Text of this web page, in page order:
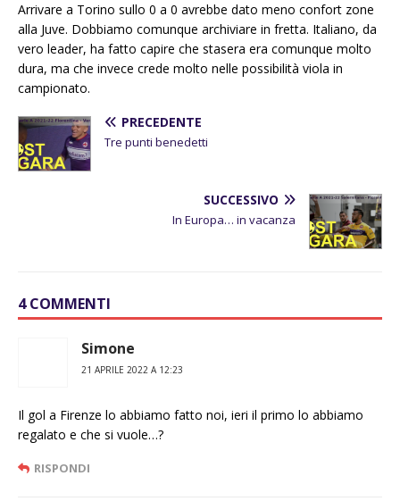
Arrivare a Torino sullo 0 a 0 avrebbe dato meno confort zone
alla Juve. Dobbiamo comunque archiviare in fretta. Italiano, da
vero leader, ha fatto capire che stasera era comunque molto
dura, ma che invece crede molto nelle possibilità viola in
campionato.
PRECEDENTE
Tre punti benedetti
SUCCESSIVO
In Europa… in vacanza
4 COMMENTI
Simone
21 APRILE 2022 A 12:23
Il gol a Firenze lo abbiamo fatto noi, ieri il primo lo abbiamo
regalato e che si vuole…?
RISPONDI